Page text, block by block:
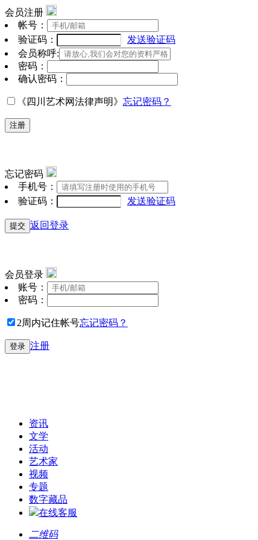
会员注册
帐号：
验证码：
发送验证码
会员称呼:
密码：
确认密码：
《四川艺术网法律声明》 忘记密码？
注册
忘记密码
手机号：
验证码：
发送验证码
提交 返回登录
会员登录
账号：
密码：
2周内记住帐号忘记密码？
登录 注册
资讯
文学
活动
艺术家
视频
专题
数字藏品
在线客服
二维码